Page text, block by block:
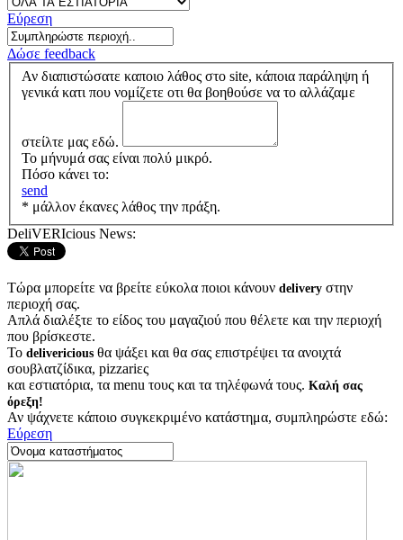
Εύρεση
Δώσε feedback
Αν διαπιστώσατε καποιο λάθος στο site, κάποια παράληψη ή
γενικά κατι που νομίζετε οτι θα βοηθούσε να το αλλάζαμε
στείλτε μας εδώ.
Το μήνυμά σας είναι πολύ μικρό.
Πόσο κάνει το:
send
* μάλλον έκανες λάθος την πράξη.
DeliVERIcious News:
Τώρα μπορείτε να βρείτε εύκολα ποιοι κάνουν delivery στην
περιοχή σας.
Απλά διαλέξτε το είδος του μαγαζιού που θέλετε και την περιοχή
που βρίσκεστε.
Το delivericious θα ψάξει και θα σας επιστρέψει τα ανοιχτά
σουβλατζίδικα, pizzariες
και εστιατόρια, τα menu τους και τα τηλέφωνά τους. Καλή σας
όρεξη!
Αν ψάχνετε κάποιο συγκεκριμένο κατάστημα, συμπληρώστε εδώ:
Εύρεση